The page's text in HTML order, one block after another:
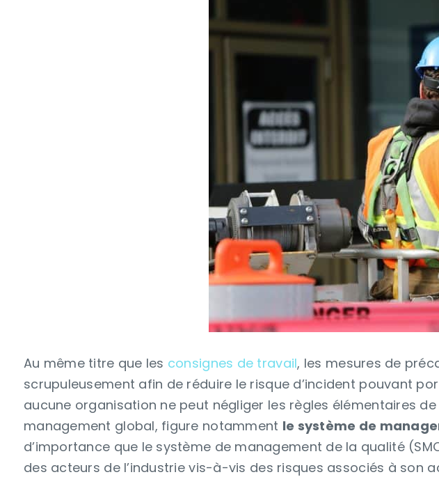
Au même titre que les consignes de travail, les mesures de
scrupuleusement afin de réduire le risque d’incident pouvant
aucune organisation ne peut négliger les règles élémentaires
management global, figure notamment le système de
d’importance que le système de management de la qualité
des acteurs de l’industrie vis-à-vis des risques associés à son